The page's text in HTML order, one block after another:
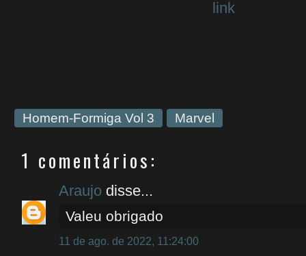
link
Homem-Formiga Vol 3 Marvel
1 comentários:
Araujo disse...
Valeu obrigado
11 de ago. de 2022, 11:24:00